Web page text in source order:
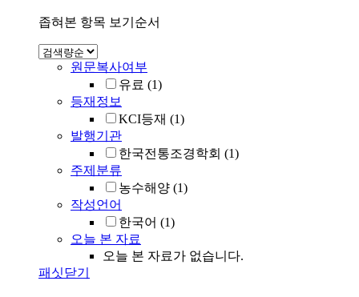
좁혀본 항목 보기순서
원문복사여부
유료 (1)
등재정보
KCI등재 (1)
발행기관
한국전통조경학회 (1)
주제분류
농수해양 (1)
작성언어
한국어 (1)
오늘 본 자료
오늘 본 자료가 없습니다.
패싯닫기